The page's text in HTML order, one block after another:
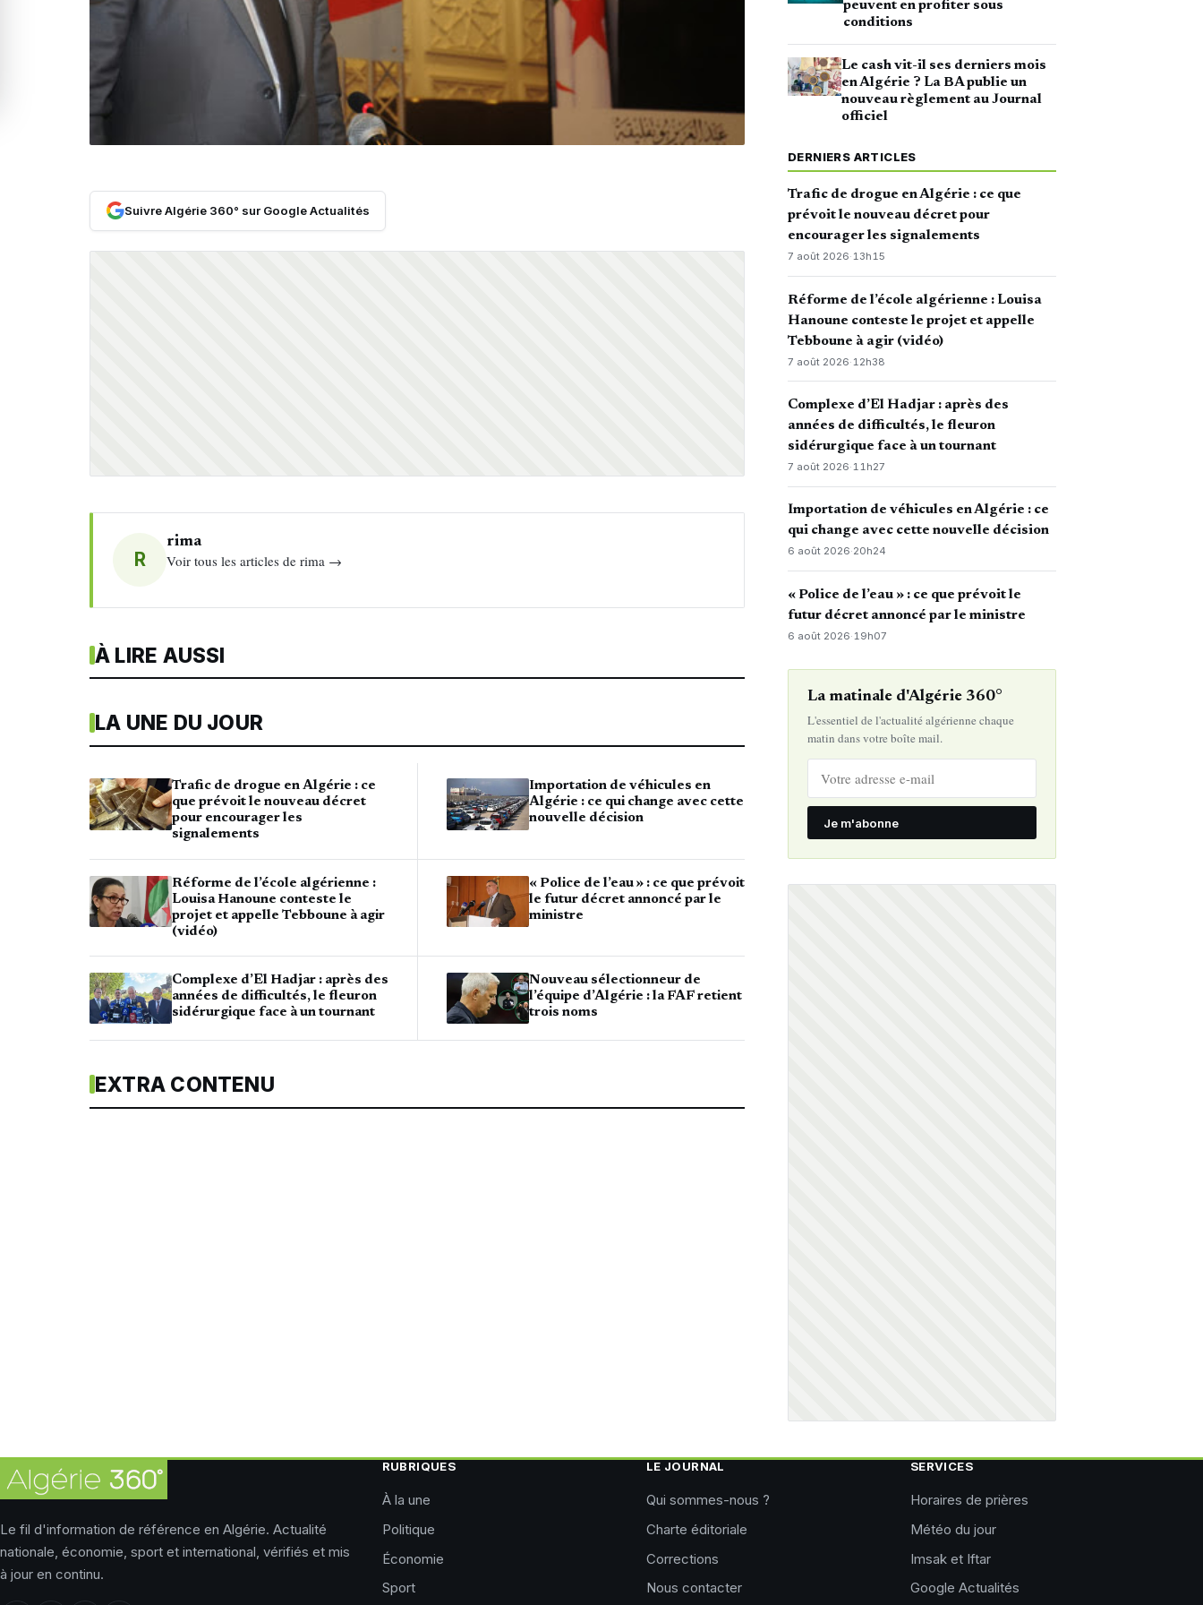
Suivre Algérie 360° sur Google Actualités
R
rima
Voir tous les articles de rima →
À LIRE AUSSI
LA UNE DU JOUR
Trafic de drogue en Algérie : ce
que prévoit le nouveau décret
pour encourager les
signalements
Réforme de l’école algérienne :
Louisa Hanoune conteste le
projet et appelle Tebboune à agir
(vidéo)
Complexe d’El Hadjar : après des
années de difficultés, le fleuron
sidérurgique face à un tournant
Importation de véhicules en
Algérie : ce qui change avec cette
nouvelle décision
« Police de l’eau » : ce que prévoit
le futur décret annoncé par le
ministre
Nouveau sélectionneur de
l’équipe d’Algérie : la FAF retient
trois noms
EXTRA CONTENU
peuvent en profiter sous
conditions
Le cash vit-il ses derniers mois
en Algérie ? La BA publie un
nouveau règlement au Journal
officiel
DERNIERS ARTICLES
Trafic de drogue en Algérie : ce que
prévoit le nouveau décret pour
encourager les signalements
7 août 2026·13h15
Réforme de l’école algérienne : Louisa
Hanoune conteste le projet et appelle
Tebboune à agir (vidéo)
7 août 2026· 12h38
Complexe d’El Hadjar : après des
années de difficultés, le fleuron
sidérurgique face à un tournant
7 août 2026·11h27
Importation de véhicules en Algérie : ce
qui change avec cette nouvelle décision
6 août 2026·20h24
« Police de l’eau » : ce que prévoit le
futur décret annoncé par le ministre
6 août 2026· 19h07
La matinale d'Algérie 360°
L'essentiel de l'actualité algérienne chaque
matin dans votre boîte mail.
Je m'abonne
Le fil d'information de référence en Algérie. Actualité
nationale, économie, sport et international, vérifiés et mis
à jour en continu.
RUBRIQUES
À la une
Politique
Économie
Sport
LE JOURNAL
Qui sommes-nous ?
Charte éditoriale
Corrections
Nous contacter
SERVICES
Horaires de prières
Météo du jour
Imsak et Iftar
Google Actualités